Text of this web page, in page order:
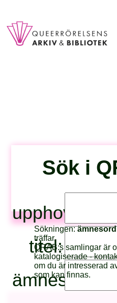
Sök i
titel:
ämnesord:
Sökningen:
träffar.
QRAB:s samlingar är
katalogiserade -
om du är intresserad
som kan finnas.